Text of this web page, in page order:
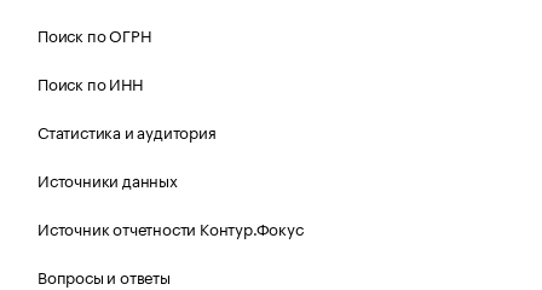
Поиск по ОГРН
Поиск по ИНН
Статистика и аудитория
Источники данных
Источник отчетности Контур.Фокус
Вопросы и ответы